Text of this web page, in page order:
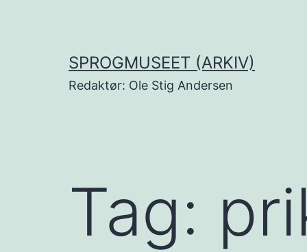
SPROGMUSEET (ARKIV)
Redaktør: Ole Stig Andersen
Tag: